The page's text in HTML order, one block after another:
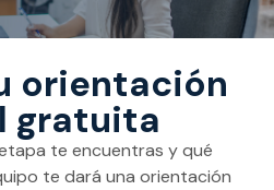
orientación
gratuita
te encuentras y qué
te dará una orientación